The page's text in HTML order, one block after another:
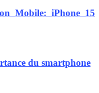
Mobile: iPhone 15
du smartphone